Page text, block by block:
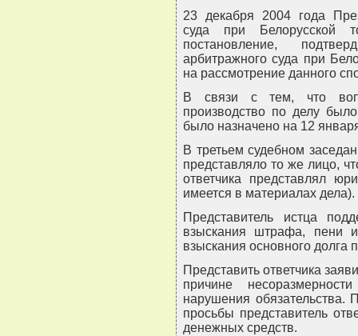
23 декабря 2004 года
суда при Белорусской
постановление,
арбитражного суда при
на рассмотрение данного
В связи с тем, что
производство по делу
было назначено на 12
В третьем судебном
представляло то же лицо,
ответчика представлял
имеется в материалах дела).
Представитель истца
взыскания штрафа, пени
взыскания основного долга
Представить ответчика
причине
нарушения обязательства.
просьбы представитель
денежных средств.